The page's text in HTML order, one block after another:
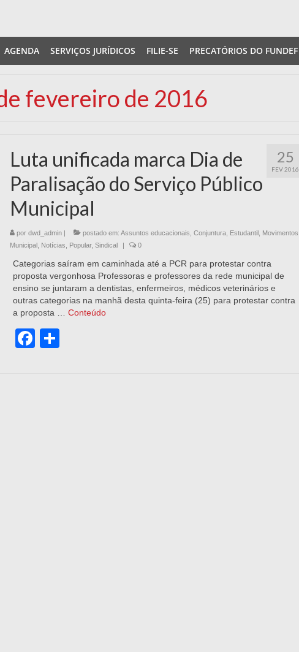
AGENDA SERVIÇOS JURÍDICOS FILIE-SE PRECATÓRIOS DO FUNDEF
fevereiro de 2016
25
FEV 2016
Luta unificada marca Dia de
Paralisação do Serviço Público
Municipal
por dwd_admin| postado em: Assuntos educacionais Conjuntura, Estudantil, Movimentos
Municipal, Notícias Popular, Sindical | 0
Categorias saíram em caminhada até a PCR para protestar contra
proposta vergonhosa Professoras e professores da rede municipal de
ensino se juntaram a dentistas, enfermeiros, médicos veterinários e
outras categorias na manhã desta quinta-feira (25) para protestar contra
a proposta … Conteúdo
Facebook